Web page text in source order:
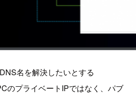
名を解決したいとする
のプライベートIPではなく、パブ